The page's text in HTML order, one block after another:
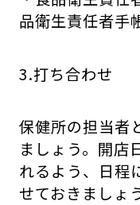
品衛生責任者手
3.打ち合わせ
保健所の担当者
ましょう。開店
れるよう、日程
せておきましょう